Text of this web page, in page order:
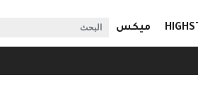
ميكس البحث